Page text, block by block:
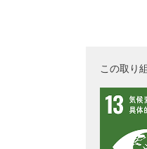
この取り